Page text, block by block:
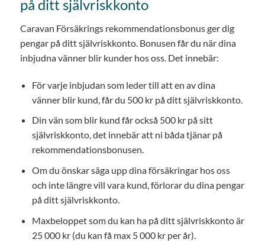
på ditt självriskkonto
Caravan Försäkrings rekommendationsbonus ger dig
pengar på ditt självriskkonto. Bonusen får du när dina
inbjudna vänner blir kunder hos oss. Det innebär:
För varje inbjudan som leder till att en av dina
vänner blir kund, får du 500 kr på ditt självriskkonto.
Din vän som blir kund får också 500 kr på sitt
självriskkonto, det innebär att ni båda tjänar på
rekommendationsbonusen.
Om du önskar säga upp dina försäkringar hos oss
och inte längre vill vara kund, förlorar du dina pengar
på ditt självriskkonto.
Maxbeloppet som du kan ha på ditt självriskkonto är
25 000 kr (du kan få max 5 000 kr per år).